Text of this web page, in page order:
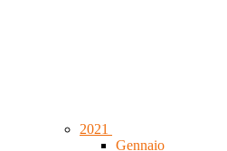
2021
Gennaio